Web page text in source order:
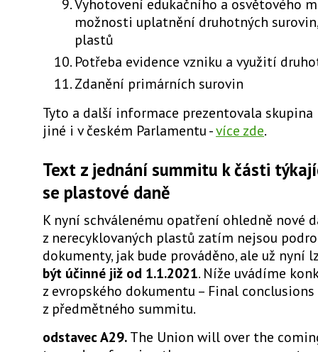
Vyhotovení edukačního a osvětového
možnosti uplatnění druhotných
plastů
Potřeba evidence vzniku a využití
Zdanění primárních surovin
Tyto a další informace prezentovala skupina
jiné i v českém Parlamentu -více zde.
Text z jednání summitu k části
se plastové daně
K nyní schválenému opatření ohledně nové
z nerecyklovaných plastů zatím nejsou
dokumenty, jak bude prováděno, ale už nyní
být účinné již od 1.1.2021. Níže uvádíme
z evropského dokumentu – Final conclusions
z předmětného summitu.
odstavec A29. The Union will over the